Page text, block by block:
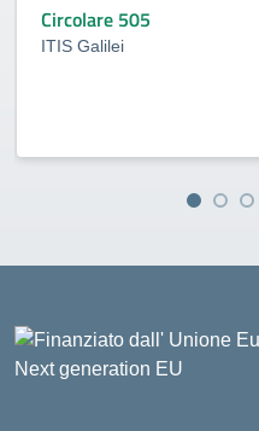
Circolare 505
ITIS Galilei